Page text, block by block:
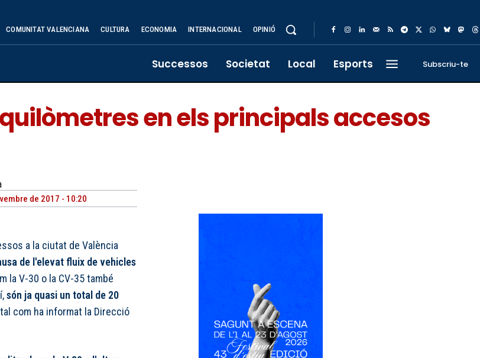
COMUNITAT VALENCIANA CULTURA ECONOMIA INTERNACIONAL OPINIÓ
Successos Societat Local Esports Subscriu-te
en els principals accesos
de 2017 - 10:20
a la ciutat de València
de l'elevat fluix de vehicles
la V-30 o la CV-35 també
són ja quasi un total de 20
com ha informat la Direcció